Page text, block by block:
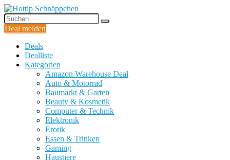
Deal melden
Deals
Dealliste
Kategorien
Amazon Warehouse Deal
Auto & Motorrad
Baumarkt & Garten
Beauty & Kosmetik
Computer & Technik
Elektronik
Erotik
Essen & Trinken
Gaming
Haustiere